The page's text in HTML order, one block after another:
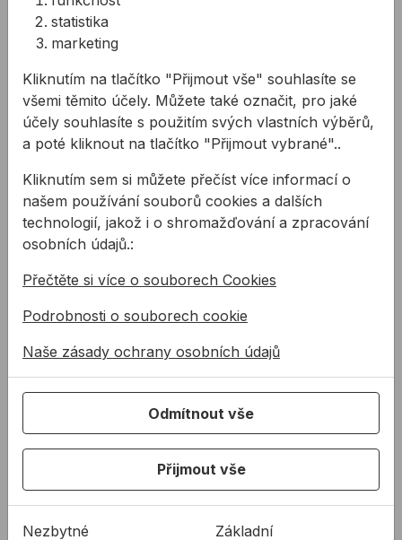
Nosič skla BOHLE
VERIBOR BLUELINE
Jednobodová přísavka pro
nošení skla je obzvlášť
vhodná pro čelní lepení
pracovních desek nebo
pultů ...
2752,53 Kč
2 752,53Kč s DPH
Na skladě
jiného plošného
materiálu. Prodává se v páru.
od 1502,87 Kč
1 502,87Kč s DPH
Na skladě
Nosič desek s koly
Nosič desek s koly
skla, oken, dveří a jiného
od 6655,25 Kč
statistika
marketing
Kliknutím na tlačítko "Přijmout vše" souhlasíte se
všemi těmito účely. Můžete také označit, pro jaké
účely souhlasíte s použitím svých vlastních výběrů,
a poté kliknout na tlačítko "Přijmout vybrané"..
Kliknutím sem si můžete přečíst více informací o
našem používání souborů cookies a dalších
technologií, jakož i o shromažďování a zpracování
osobních údajů.:
Přečtěte si více o souborech Cookies
Podrobnosti o souborech cookie
Naše zásady ochrany osobních údajů
Odmítnout vše
Přijmout vše
Nezbytné Základní